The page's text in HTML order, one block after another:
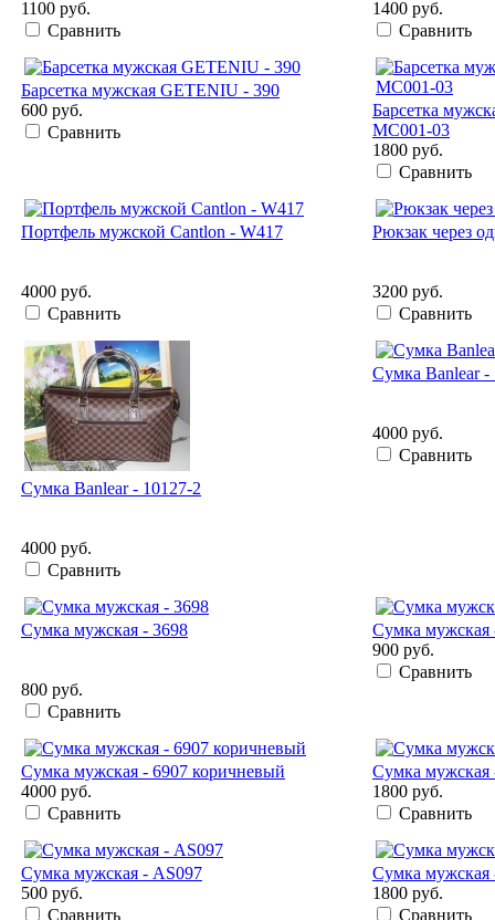
1100 руб.
Сравнить
1400 руб.
Сравнить
Барсетка мужская GETENIU - 390
600 руб.
Сравнить
Барсетка
MC001-03
1800 руб.
Сравнить
Портфель мужской Cantlon - W417
4000 руб.
Сравнить
Рюкзак через
3200 руб.
Сравнить
Сумка Banlear - 10127-2
4000 руб.
Сравнить
Сумка Banlear -
4000 руб.
Сравнить
Сумка мужская - 3698
800 руб.
Сравнить
Сумка мужская
900 руб.
Сравнить
Сумка мужская - 6907 коричневый
4000 руб.
Сравнить
Сумка мужская
1800 руб.
Сравнить
Сумка мужская - AS097
500 руб.
Сравнить
Сумка
1800 руб.
Сравнить